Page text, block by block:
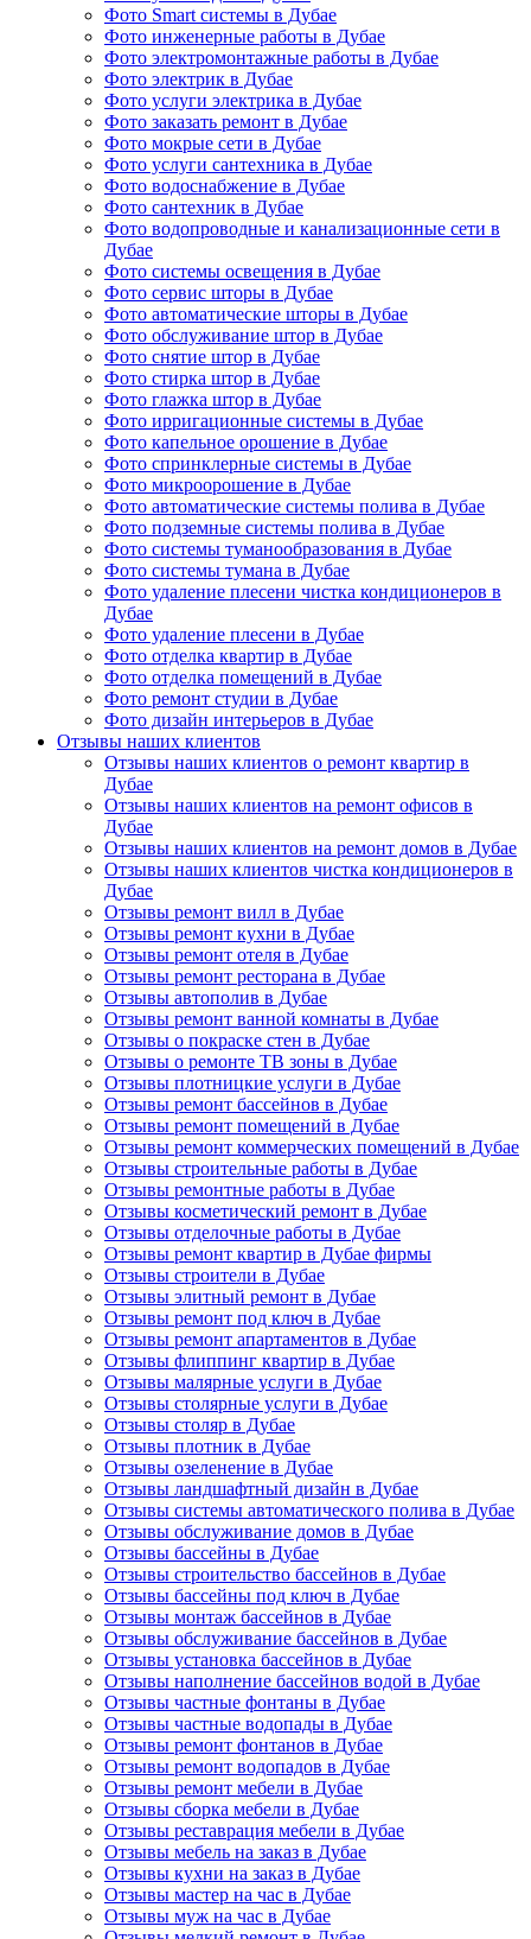
Фото Smart системы в Дубае
Фото инженерные работы в Дубае
Фото электромонтажные работы в Дубае
Фото электрик в Дубае
Фото услуги электрика в Дубае
Фото заказать ремонт в Дубае
Фото мокрые сети в Дубае
Фото услуги сантехника в Дубае
Фото водоснабжение в Дубае
Фото сантехник в Дубае
Фото водопроводные и канализационные сети в
Дубае
Фото системы освещения в Дубае
Фото сервис шторы в Дубае
Фото автоматические шторы в Дубае
Фото обслуживание штор в Дубае
Фото снятие штор в Дубае
Фото стирка штор в Дубае
Фото глажка штор в Дубае
Фото ирригационные системы в Дубае
Фото капельное орошение в Дубае
Фото спринклерные системы в Дубае
Фото микроорошение в Дубае
Фото автоматические системы полива в Дубае
Фото подземные системы полива в Дубае
Фото системы туманообразования в Дубае
Фото системы тумана в Дубае
Фото удаление плесени чистка кондиционеров в
Дубае
Фото удаление плесени в Дубае
Фото отделка квартир в Дубае
Фото отделка помещений в Дубае
Фото ремонт студии в Дубае
Фото дизайн интерьеров в Дубае
Отзывы наших клиентов
Отзывы наших клиентов о ремонт квартир в
Дубае
Отзывы наших клиентов на ремонт офисов в
Дубае
Отзывы наших клиентов на ремонт домов в Дубае
Отзывы наших клиентов чистка кондиционеров в
Дубае
Отзывы ремонт вилл в Дубае
Отзывы ремонт кухни в Дубае
Отзывы ремонт отеля в Дубае
Отзывы ремонт ресторана в Дубае
Отзывы автополив в Дубае
Отзывы ремонт ванной комнаты в Дубае
Отзывы о покраске стен в Дубае
Отзывы о ремонте ТВ зоны в Дубае
Отзывы плотницкие услуги в Дубае
Отзывы ремонт бассейнов в Дубае
Отзывы ремонт помещений в Дубае
Отзывы ремонт коммерческих помещений в Дубае
Отзывы строительные работы в Дубае
Отзывы ремонтные работы в Дубае
Отзывы косметический ремонт в Дубае
Отзывы отделочные работы в Дубае
Отзывы ремонт квартир в Дубае фирмы
Отзывы строители в Дубае
Отзывы элитный ремонт в Дубае
Отзывы ремонт под ключ в Дубае
Отзывы ремонт апартаментов в Дубае
Отзывы флиппинг квартир в Дубае
Отзывы малярные услуги в Дубае
Отзывы столярные услуги в Дубае
Отзывы столяр в Дубае
Отзывы плотник в Дубае
Отзывы озеленение в Дубае
Отзывы ландшафтный дизайн в Дубае
Отзывы системы автоматического полива в Дубае
Отзывы обслуживание домов в Дубае
Отзывы бассейны в Дубае
Отзывы строительство бассейнов в Дубае
Отзывы бассейны под ключ в Дубае
Отзывы монтаж бассейнов в Дубае
Отзывы обслуживание бассейнов в Дубае
Отзывы установка бассейнов в Дубае
Отзывы наполнение бассейнов водой в Дубае
Отзывы частные фонтаны в Дубае
Отзывы частные водопады в Дубае
Отзывы ремонт фонтанов в Дубае
Отзывы ремонт водопадов в Дубае
Отзывы ремонт мебели в Дубае
Отзывы сборка мебели в Дубае
Отзывы реставрация мебели в Дубае
Отзывы мебель на заказ в Дубае
Отзывы кухни на заказ в Дубае
Отзывы мастер на час в Дубае
Отзывы муж на час в Дубае